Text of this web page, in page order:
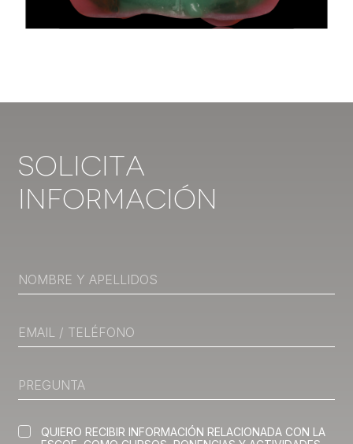
Solicita
Información
QUIERO RECIBIR INFORMACIÓN RELACIONADA CON LA